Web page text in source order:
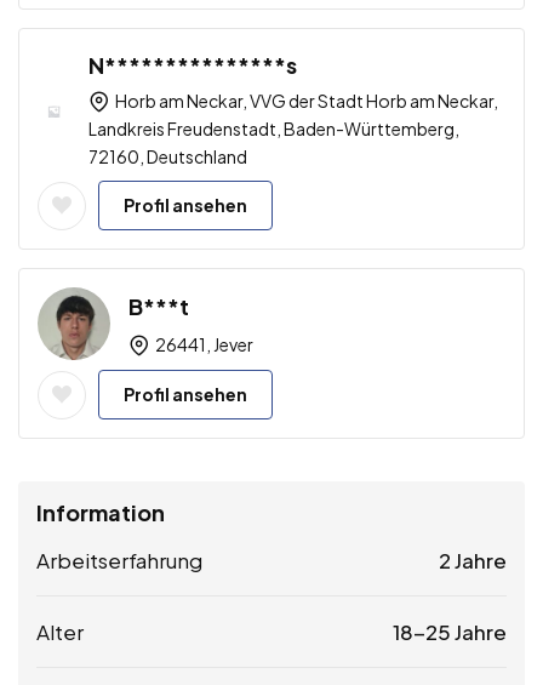
N***************s
Horb am Neckar, VVG der Stadt Horb am Neckar,
Landkreis Freudenstadt, Baden-Württemberg,
72160, Deutschland
Profil ansehen
B***t
26441, Jever
Profil ansehen
Information
Arbeitserfahrung 2 Jahre
Alter 18-25 Jahre